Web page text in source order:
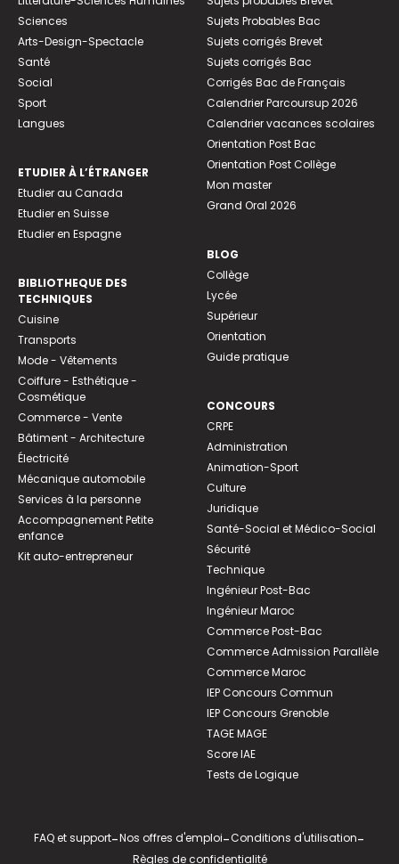
Sciences
Arts-Design-Spectacle
Santé
Social
Sport
Langues
ETUDIER À L’ÉTRANGER
Etudier au Canada
Etudier en Suisse
Etudier en Espagne
BIBLIOTHEQUE DES
TECHNIQUES
Cuisine
Transports
Mode - Vêtements
Coiffure - Esthétique -
Cosmétique
Commerce - Vente
Bâtiment - Architecture
Électricité
Mécanique automobile
Services à la personne
Accompagnement Petite
enfance
Kit auto-entrepreneur
Sujets Probables Bac
Sujets corrigés Brevet
Sujets corrigés Bac
Corrigés Bac de Français
Calendrier Parcoursup 2026
Calendrier vacances scolaires
Orientation Post Bac
Orientation Post Collège
Mon master
Grand Oral 2026
BLOG
Collège
Lycée
Supérieur
Orientation
Guide pratique
CONCOURS
CRPE
Administration
Animation-Sport
Culture
Juridique
Santé-Social et Médico-Social
Sécurité
Technique
Ingénieur Post-Bac
Ingénieur Maroc
Commerce Post-Bac
Commerce Admission Parallèle
Commerce Maroc
IEP Concours Commun
IEP Concours Grenoble
TAGE MAGE
Score IAE
Tests de Logique
FAQ et support-Nos offres d'emploi-Conditions d'utilisation-
Règles de confidentialité